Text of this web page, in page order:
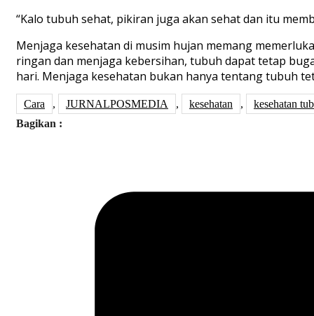
“Kalo tubuh sehat, pikiran juga akan sehatdan itu
Menjaga kesehatan di musim hujan memang
ringan dan menjaga kebersihan, tubuh dapattetap
hari. Menjaga kesehatan bukan hanya tentangtubuh
Cara , JURNALPOSMEDIA , kesehatan ,
kesehatan
Bagikan :